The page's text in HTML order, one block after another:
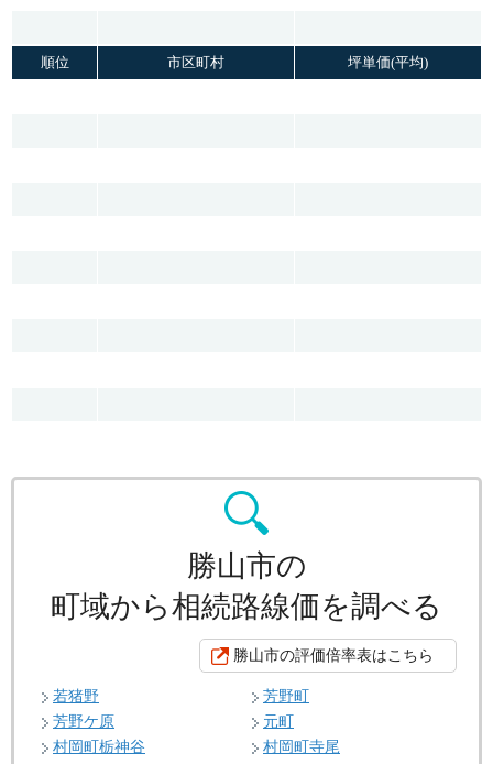
順位 市区町村 坪単価(平均)
勝山市の
町域から相続路線価を調べる
勝山市の評価倍率表はこちら
若猪野
芳野町
芳野ケ原
元町
村岡町栃神谷
村岡町寺尾